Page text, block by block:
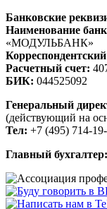
Банковские
Наименование
«МОДУЛЬБАНК»
Расчетный счет:
БИК: 044525092
Генеральный
(действующий на
Тел: +7 (495) 714-
Главный бухгалтер: